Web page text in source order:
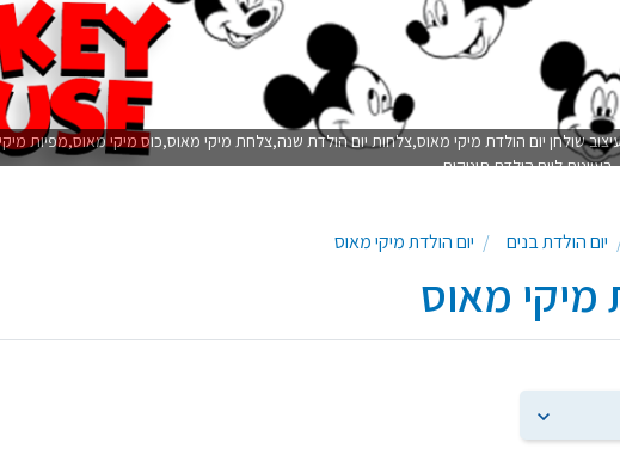
שולחן יום הולדת מיקי מאוס,צלחות יום הולדת שנה,צלחת מיקי מאוס,כוס מיקי מאוס,מפיות
ליום הולדת תינוקות
יום הולדת בנים יום הולדת מיקי מאוס
מיקי מאוס